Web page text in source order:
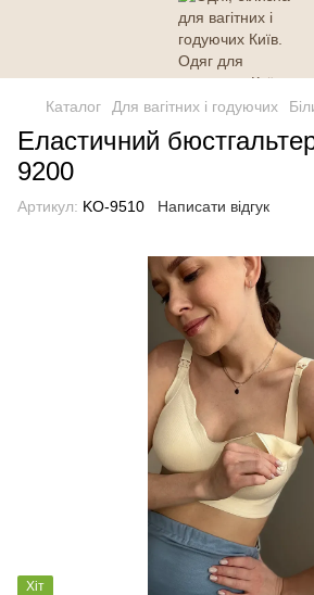
Каталог Для вагітних і годуючих
Еластичний
9200
Артикул: KO-9510 Написати відгук
Хіт